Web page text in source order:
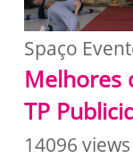
Spaço
Melhores
TP
14096